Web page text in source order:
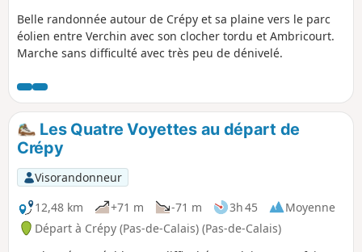
Belle randonnée autour de Crépy et sa plaine vers le parc
éolien entre Verchin avec son clocher tordu et Ambricourt.
Marche sans difficulté avec très peu de dénivelé.
Les Quatre Voyettes au départ de
Crépy
Visorandonneur
12,48 km
+71 m -71 m 3h 45
Moyenne
Départ à Crépy (Pas-de-Calais) (Pas-de-Calais)